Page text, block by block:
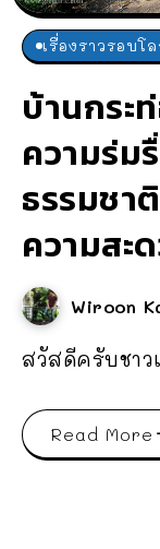
เรื่องราวรอบโ
บ้านกระ
ความร่ม
ธรรมชา
ความสะ
Wiroon
สวัสดีครับชา
Read More